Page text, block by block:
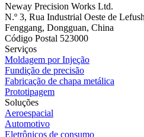
Neway Precision Works Ltd.
N.º 3, Rua Industrial Oeste de
Fenggang, Dongguan, China
Código Postal 523000
Serviços
Moldagem por Injeção
Fundição de precisão
Fabricação de chapa metálica
Prototipagem
Soluções
Aeroespacial
Automotivo
Eletrônicos de consumo